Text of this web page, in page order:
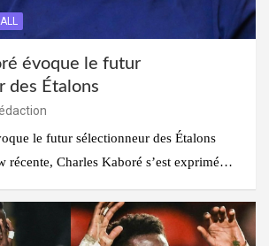
évoque le futur
des Étalons
le futur sélectionneur des Étalons
récente, Charles Kaboré s’est exprimé…